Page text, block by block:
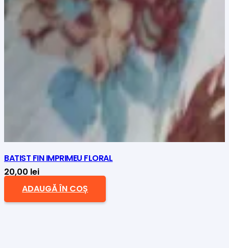
BATIST FIN IMPRIMEU FLORAL
20,00 lei
ADAUGĂ ÎN COȘ